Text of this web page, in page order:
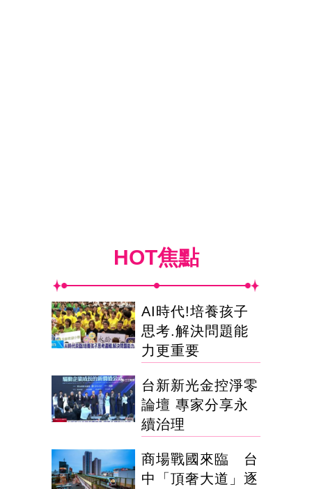
HOT焦點
AI時代!培養孩子
思考.解決問題能
力更重要
台新新光金控淨零
論壇 專家分享永
續治理
商場戰國來臨 台
中「頂奢大道」逐